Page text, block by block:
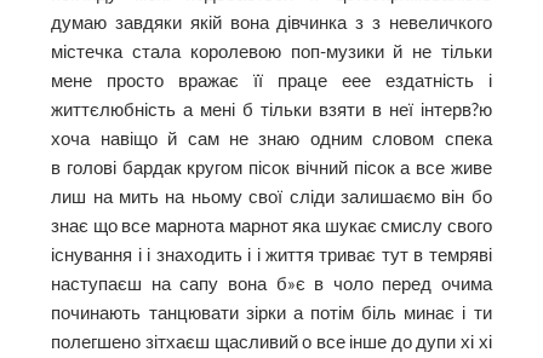
думаю завдяки якій вона дівчинка з з невеличкого
містечка стала королевою поп-музики й не тільки
мене просто вражає її праце еее ездатність і
життєлюбність а мені б тільки взяти в неї інтерв?ю
хоча навіщо й сам не знаю одним словом спека
в голові бардак кругом пісок вічний пісок а все живе
лиш на мить на ньому свої сліди залишаємо він бо
знає що все марнота марнот яка шукає смислу свого
існування і і знаходить і і життя триває тут в темряві
наступаєш на сапу вона б»є в чоло перед очима
починають танцювати зірки а потім біль минає і ти
полегшено зітхаєш щасливий о все інше до дупи хі хі